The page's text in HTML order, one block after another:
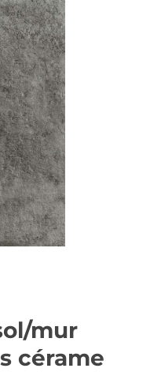
mur
cérame